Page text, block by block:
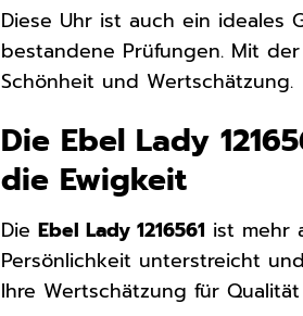
Diese Uhr ist auch ein ideales
bestandene Prüfungen. Mit
Schönheit und Wertschätzung.
Die Ebel Lady
die Ewigkeit
DieEbel Lady 1216561 ist mehr
Persönlichkeit unterstreicht
Ihre Wertschätzung für